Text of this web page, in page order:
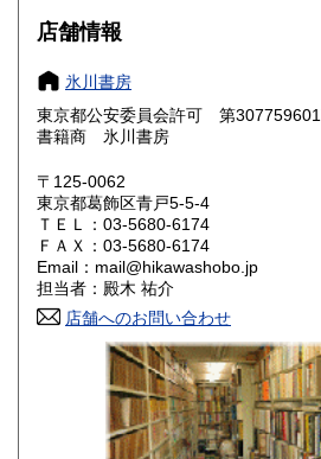
奈良県 430円 和歌
岡山県 430円
山口県 430円
香川県 430円
430円 福
430円 長
店舗情報
氷川書房
東京都公安委員会許可 第
書籍商 氷川書房
〒125-0062
東京都葛飾区青戸5-5-4
ＴＥＬ：03-5680-6174
ＦＡＸ：03-5680-6174
Email：mail@hikawashobo.jp
担当者：殿木 祐介
店舗へのお問い合わせ